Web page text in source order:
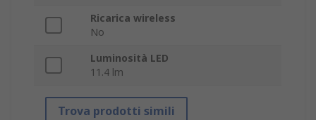
Ricarica wireless
No
Luminosità LED
11.4 lm
Trova prodotti simili